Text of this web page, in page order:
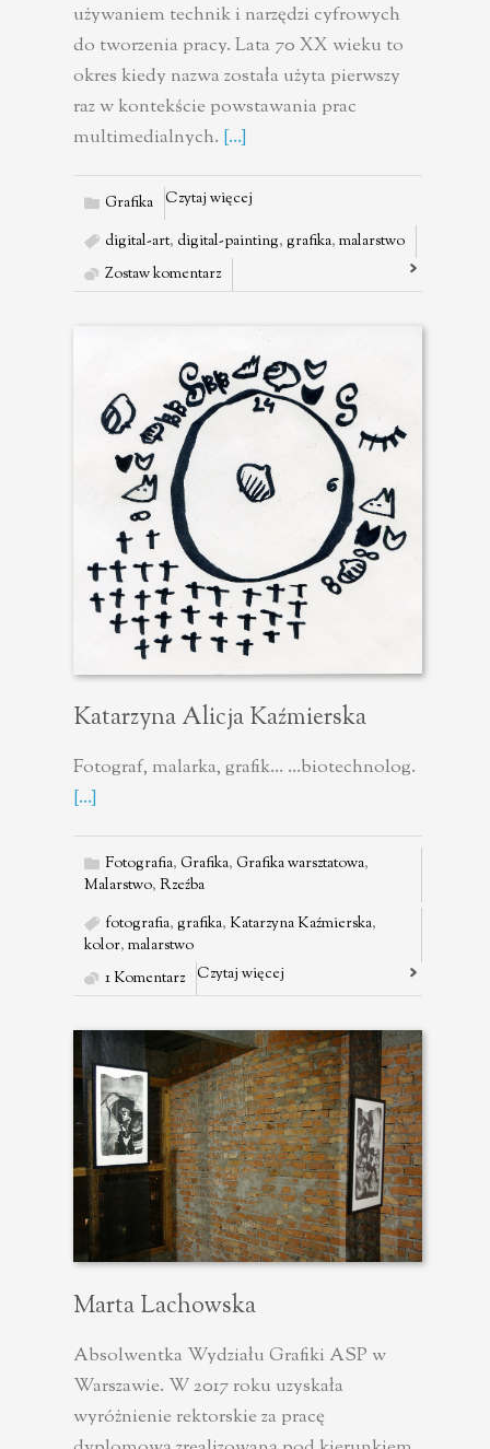
używaniem technik i narzędzi cyfrowych
do tworzenia pracy. Lata 70 XX wieku to
okres kiedy nazwa została użyta pierwszy
raz w kontekście powstawania prac
multimedialnych. [...]
Grafika
digital-art, digital-painting, grafika, malarstwo
Zostaw komentarz
Czytaj więcej
Katarzyna Alicja Kaźmierska
Fotograf, malarka, grafik... ...biotechnolog.
[...]
Fotografia, Grafika, Grafika warsztatowa,
Malarstwo, Rzeźba
fotografia, grafika, Katarzyna Kaźmierska,
kolor, malarstwo
1 Komentarz Czytaj więcej
Marta Lachowska
Absolwentka Wydziału Grafiki ASP w
Warszawie. W 2017 roku uzyskała
wyróżnienie rektorskie za pracę